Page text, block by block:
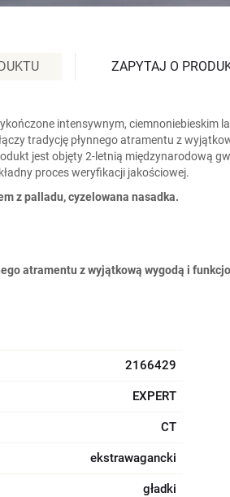
ZAPYTAJ O
intensywnym,
tradycję płynnego atramentu z
jest objęty 2-letnią międzynarodową
proces weryfikacji jakościowej.
z palladu, cyzelowana nasadka.
atramentu z wyjątkową wygodą i
2166429
EXPERT
CT
ekstrawagancki
gładki